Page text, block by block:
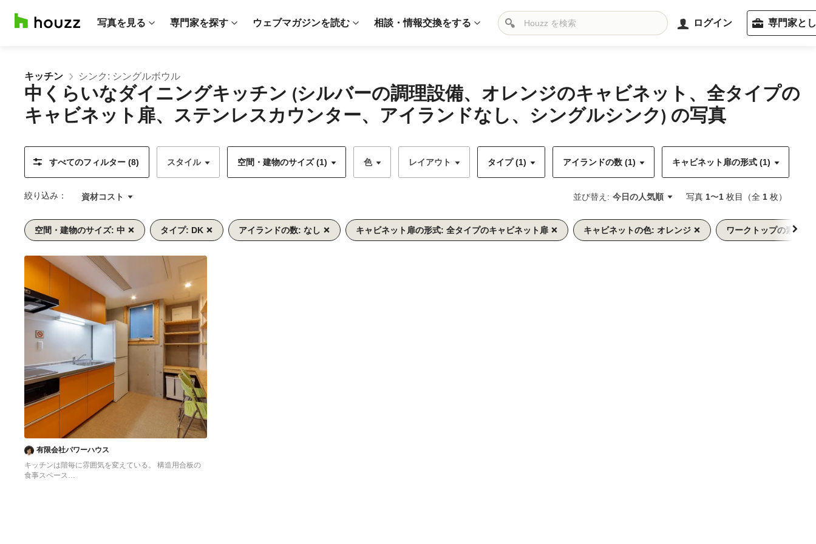
写真を見る 専門家を探す ウェブマガジンを読む 相談・情報交換をする ログイン 専門家と
キッチン シンク: シングルボウル
中くらいなダイニングキッチン (シルバーの調理設備、オレンジのキャビネット、全タイプの
キャビネット扉、ステンレスカウンター、アイランドなし、シングルシンク) の写真
すべてのフィルター (8) スタイル 空間・建物のサイズ (1) 色 レイアウト タイプ (1) アイランドの数 (1) キャビネット扉の形式 (1)
絞り込み： 資材コスト 並び替え: 今日の人気順 写真 1〜1 枚目（全 1 枚）
空間・建物のサイズ: 中 タイプ: DK アイランドの数: なし キャビネット扉の形式: 全タイプのキャビネット扉 キャビネットの色: オレンジ
ワークトップの素材:
へ
へ
有限会社パワーハウス
キッチンは階毎に雰囲気を変えている。 構造用合板の
食事スペース